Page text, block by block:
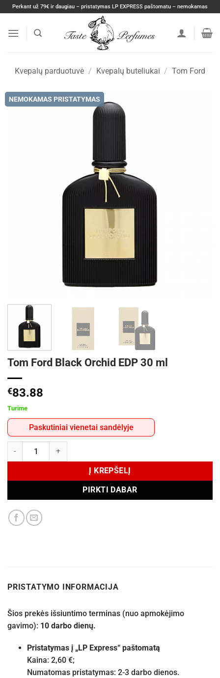
Skip
content
Perkant už 79€ ir daugiau – pristatymas LP EXPRESS paštomatu – nemokamas
Kvepalų parduotuvė / Kvepalų buteliukai / Tom Ford
NEMOKAMAS PRISTATYMAS
Tom Ford Black Orchid EDP 30 ml
€83.88
Turime
Paskutiniai vienetai sandėlyje
produkto kiekis: Tom Ford Black Orchid EDP 30 ml
Į KREPŠELĮ
PIRKTI DABAR
PRISTATYMO INFORMACIJA
Šios prekės išsiuntimo terminas (nuo apmokėjimo
gavimo): 10 darbo dienų.
Pristatymas į „LP Express“ paštomatą
Kaina: 2,60 €;
Numatomas pristatymas: 2-3 darbo dienos.